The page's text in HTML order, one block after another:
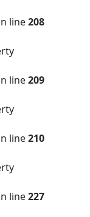
line208
line209
line210
line227